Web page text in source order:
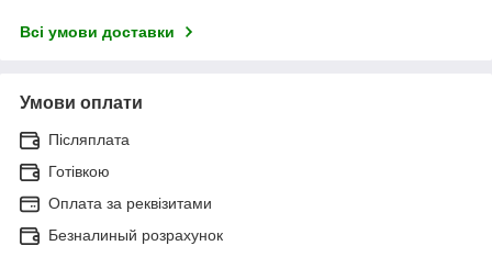
Всі умови доставки
Умови оплати
Післяплата
Готівкою
Оплата за реквізитами
Безналиный розрахунок